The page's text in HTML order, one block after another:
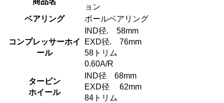
ョン
ベアリング
ボールベアリング
コンプレッサーホイ
ール
IND径. 58mm
EXD径. 76mm
58トリム
0.60A/R
タービン
ホイール
IND径 68mm
EXD径 62mm
84トリム